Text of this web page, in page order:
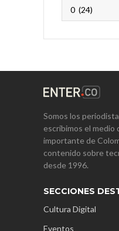
Somos los
escribimos el medio
importante de
contenido sobre
desde 1996.
SECCIONES
Cultura Digital
Eventos